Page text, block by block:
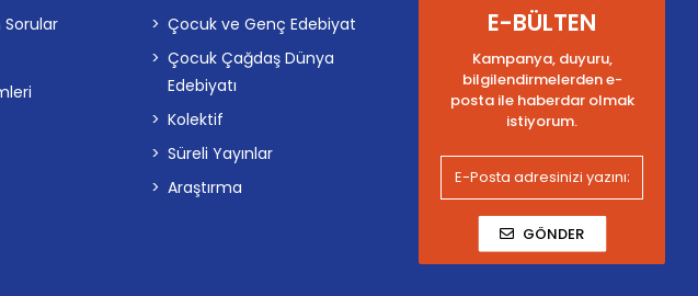
Sorular
Çocuk ve Genç Edebiyat
Çocuk Çağdaş Dünya
Edebiyatı
Kolektif
Süreli Yayınlar
Araştırma
E-BÜLTEN
Kampanya, duyuru,
bilgilendirmelerden e-
posta ile haberdar olmak
istiyorum.
GÖNDER